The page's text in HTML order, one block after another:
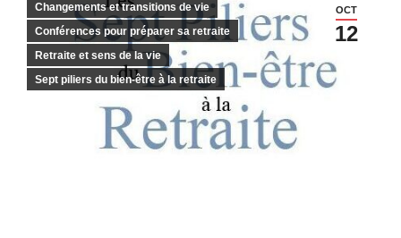
OCT
12
Changements et transitions de vie
Conférences pour préparer sa retraite
Retraite et sens de la vie
Sept piliers du bien-être à la retraite